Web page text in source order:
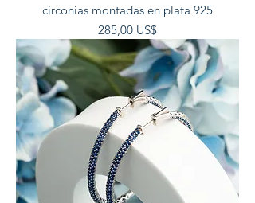
circonias montadas en plata 925
Precio
285,00 US$